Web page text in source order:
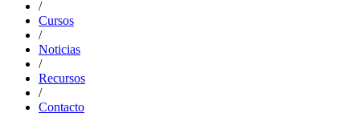
/
Cursos
/
Noticias
/
Recursos
/
Contacto